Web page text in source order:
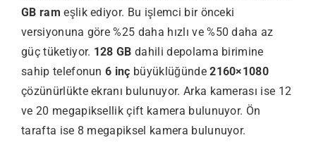
GB ram eşlik ediyor. Bu işlemci bir önceki
versiyonuna göre %25 daha hızlı ve %50 daha az
güç tüketiyor. 128 GB dahili depolama birimine
sahip telefonun6 inç büyüklüğünde2160×1080
çözünürlükte ekranı bulunuyor. Arka kamerası ise 12
ve 20 megapiksellik çift kamera bulunuyor. Ön
tarafta ise 8 megapiksel kamera bulunuyor.